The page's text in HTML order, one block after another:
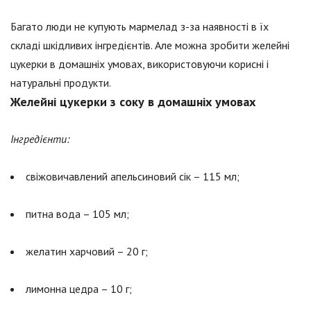
Багато люди не купують мармелад з-за наявності в їх
складі шкідливих інгредієнтів. Але можна зробити желейні
цукерки в домашніх умовах, використовуючи корисні і
натуральні продукти.
Желейні цукерки з соку в домашніх умовах
Інгредієнти:
свіжовичавлений апельсиновий сік – 115 мл;
питна вода – 105 мл;
желатин харчовий – 20 г;
лимонна цедра – 10 г;